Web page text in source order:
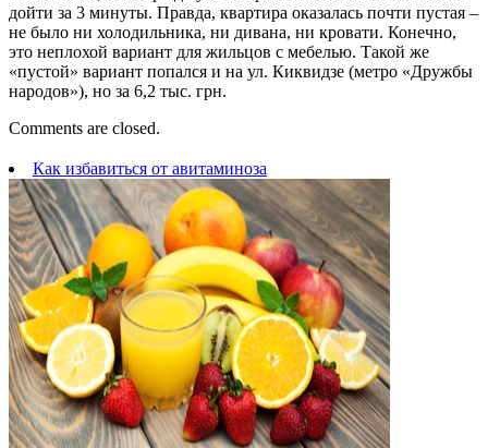
дойти за 3 минуты. Правда, квартира оказалась почти пустая –
не было ни холодильника, ни дивана, ни кровати. Конечно,
это неплохой вариант для жильцов с мебелью. Такой же
«пустой» вариант попался и на ул. Киквидзе (метро «Дружбы
народов»), но за 6,2 тыс. грн.
Comments are closed.
Как избавиться от авитаминоза